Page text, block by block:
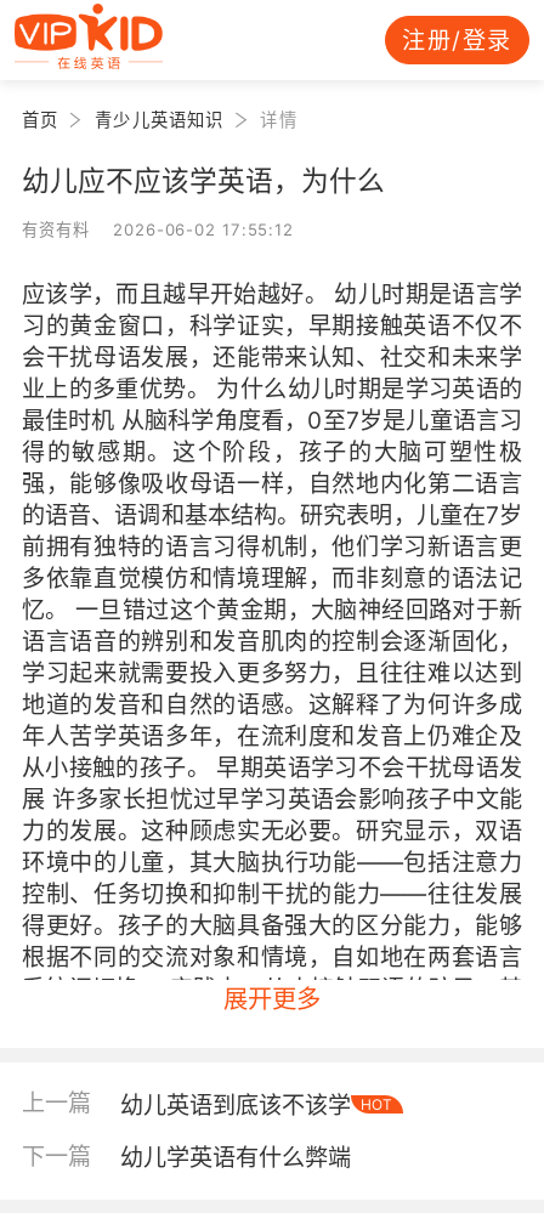
注册/登录
首页 青少儿英语知识 详情
幼儿应不应该学英语，为什么
有资有料 2026-06-02 17:55:12
应该学，而且越早开始越好。 幼儿时期是语言学
习的黄金窗口，科学证实，早期接触英语不仅不
会干扰母语发展，还能带来认知、社交和未来学
业上的多重优势。 为什么幼儿时期是学习英语的
最佳时机 从脑科学角度看，0至7岁是儿童语言习
得的敏感期。这个阶段，孩子的大脑可塑性极
强，能够像吸收母语一样，自然地内化第二语言
的语音、语调和基本结构。研究表明，儿童在7岁
前拥有独特的语言习得机制，他们学习新语言更
多依靠直觉模仿和情境理解，而非刻意的语法记
忆。 一旦错过这个黄金期，大脑神经回路对于新
语言语音的辨别和发音肌肉的控制会逐渐固化，
学习起来就需要投入更多努力，且往往难以达到
地道的发音和自然的语感。这解释了为何许多成
年人苦学英语多年，在流利度和发音上仍难企及
从小接触的孩子。 早期英语学习不会干扰母语发
展 许多家长担忧过早学习英语会影响孩子中文能
力的发展。这种顾虑实无必要。研究显示，双语
环境中的儿童，其大脑执行功能——包括注意力
控制、任务切换和抑制干扰的能力——往往发展
得更好。孩子的大脑具备强大的区分能力，能够
根据不同的交流对象和情境，自如地在两套语言
系统间切换。 实践中，从小接触双语的孩子，其
母语表达能力通常也更为清晰、有条理。因为处
与结构，这种元语言意识反而能促进母语的深度
学习。 幼儿学习英语的具体好处 促进认知发展。
学习英语不仅是掌握交流工具，更是对大脑的全
面锻炼。双语儿童在需要专注和排除干扰的任务
展开更多
上一篇 幼儿英语到底该不该学 HOT
下一篇 幼儿学英语有什么弊端